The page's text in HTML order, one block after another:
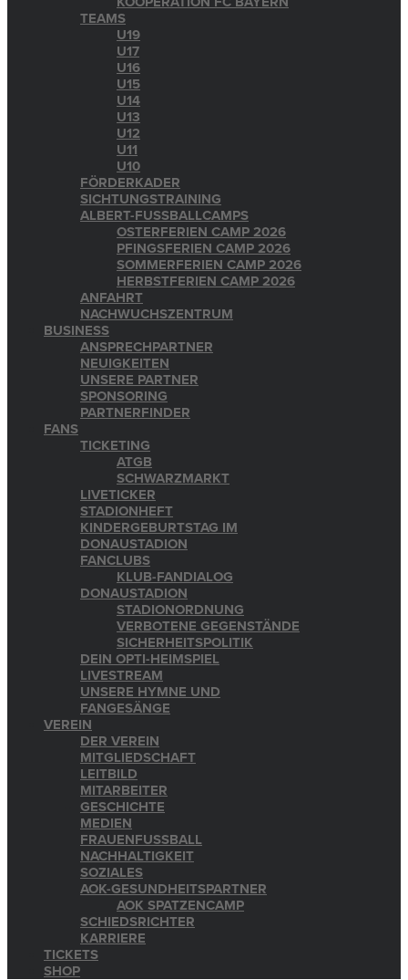
TEAMS
U19
U17
U16
U15
U14
U13
U12
U11
U10
FÖRDERKADER
SICHTUNGSTRAINING
ALBERT-FUSSBALLCAMPS
OSTERFERIEN CAMP 2026
PFINGSFERIEN CAMP 2026
SOMMERFERIEN CAMP 2026
HERBSTFERIEN CAMP 2026
ANFAHRT
NACHWUCHSZENTRUM
BUSINESS
ANSPRECHPARTNER
NEUIGKEITEN
UNSERE PARTNER
SPONSORING
PARTNERFINDER
FANS
TICKETING
ATGB
SCHWARZMARKT
LIVETICKER
STADIONHEFT
KINDERGEBURTSTAG IM
DONAUSTADION
FANCLUBS
KLUB-FANDIALOG
DONAUSTADION
STADIONORDNUNG
VERBOTENE GEGENSTÄNDE
SICHERHEITSPOLITIK
DEIN OPTI-HEIMSPIEL
LIVESTREAM
UNSERE HYMNE UND
FANGESÄNGE
VEREIN
DER VEREIN
MITGLIEDSCHAFT
LEITBILD
MITARBEITER
GESCHICHTE
MEDIEN
FRAUENFUSSBALL
NACHHALTIGKEIT
SOZIALES
AOK-GESUNDHEITSPARTNER
AOK SPATZENCAMP
SCHIEDSRICHTER
KARRIERE
TICKETS
SHOP